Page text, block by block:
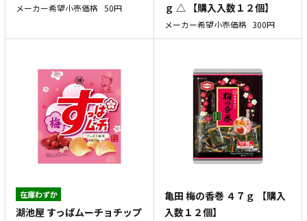
メーカー希望小売価格 50円
ｇ △ 【購入入数１２個】
メーカー希望小売価格 300円
在庫わずか
湖池屋 すっぱムーチョチップ
亀田 梅の香巻 ４７ｇ 【購入
入数１２個】